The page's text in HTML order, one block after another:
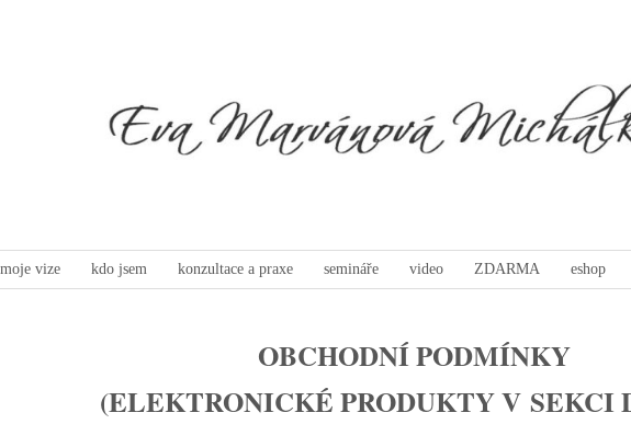
moje vize kdo jsem konzultace a praxe semináře video ZDARMA eshop
OBCHODNÍ PODMÍNKY
(ELEKTRONICKÉ PRODUKTY V SEKCI